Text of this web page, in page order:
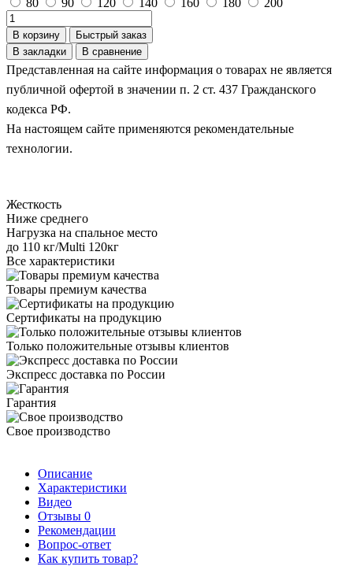
В корзину
Быстрый заказ
В закладки
В сравнение
Представленная на сайте информация о товарах не является
публичной офертой в значении п. 2 ст. 437 Гражданского
кодекса РФ.
На настоящем сайте применяются рекомендательные
технологии.
Жесткость
Ниже среднего
Нагрузка на спальное место
до 110 кг/Multi 120кг
Все характеристики
Товары премиум качества
Сертификаты на продукцию
Только положительные отзывы клиентов
Экспресс доставка по России
Гарантия
Свое производство
Описание
Характеристики
Видео
Отзывы 0
Рекомендации
Вопрос-ответ
Как купить товар?